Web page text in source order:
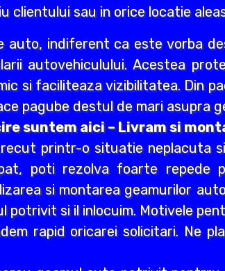
clientului sau in orice locatie
auto, indiferent ca este vorba
autovehiculului. Acestea
si faciliteaza vizibilitatea. Din
pagube destul de mari asupra
suntem aici – Livram si
printr-o situatie neplacuta
poti rezolva foarte repede
si montarea geamurilor
potrivit si il inlocuim. Motivele
rapid oricarei solicitari. Ne